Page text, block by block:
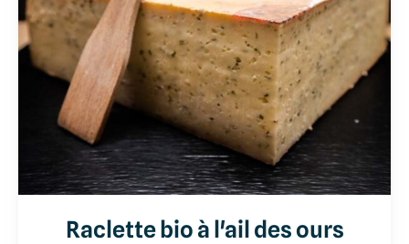
Raclette bio à l'ail des ours